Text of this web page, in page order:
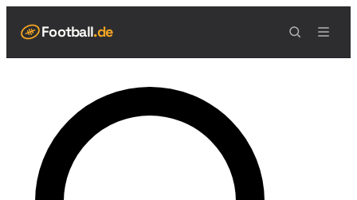
Football.de
Live Scores
Spielplan